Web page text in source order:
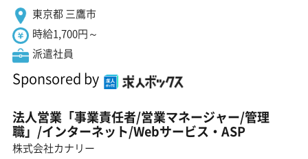
東京都 三鷹市
時給1,700円～
派遣社員
Sponsored by
法人営業「事業責任者/営業マネージャー/管理
職」/インターネット/Webサービス・ASP
株式会社カナリー